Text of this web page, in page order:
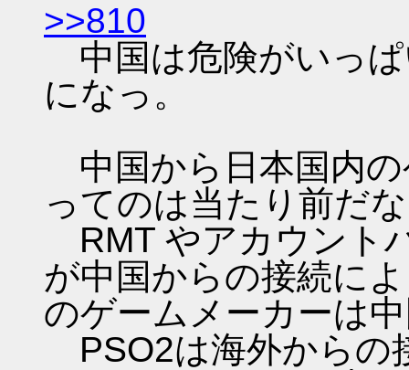
>>810
中国は危険がいっ
になっ。
中国から日本国内
ってのは当たり前だ
RMT やアカウント
が中国からの接続に
のゲームメーカーは
PSO2は海外からの